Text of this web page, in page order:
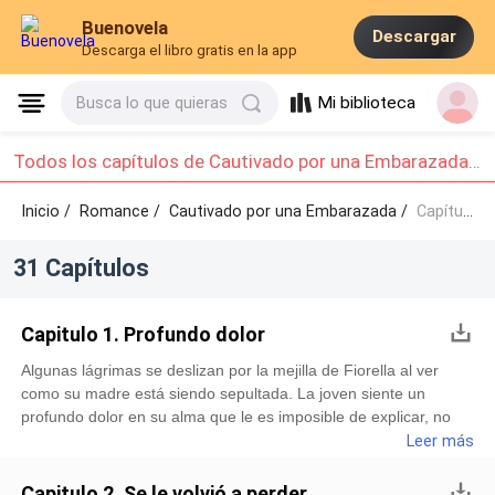
Buenovela
Descarga el libro gratis en la app
Descargar
Busca lo que quieras Mi biblioteca
Todos los capítulos de Cautivado por una Embarazada: Capítulo 1 - Capítulo 10
Inicio / Romance/Cautivado por una Embarazada / Capítulo 1 - Capítulo 10
31 Capítulos
Capitulo 1. Profundo dolor
Algunas lágrimas se deslizan por la mejilla de Fiorella al ver
como su madre está siendo sepultada. La joven siente un
profundo dolor en su alma que le es imposible de explicar, no
esperaba que su mamá se fuera tan pronto de ese mundo. La
sobre su lecho de muerte, y seguido de eso palmean su hombro
Leer más